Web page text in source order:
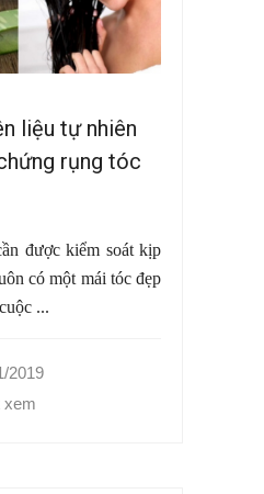
liệu tự nhiên
rụng tóc
được kiểm soát kịp
có một mái tóc đẹp
...
2019
xem